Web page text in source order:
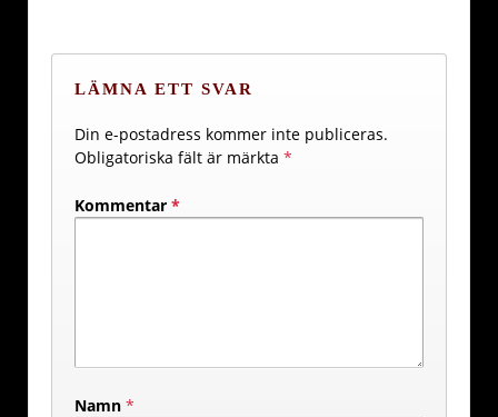
LÄMNA ETT SVAR
Din e-postadress kommer inte publiceras.
Obligatoriska fält är märkta *
Kommentar *
Namn *